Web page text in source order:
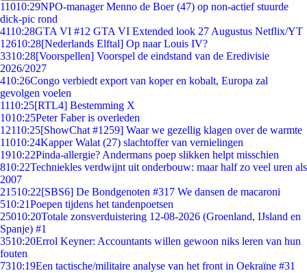
11010:29NPO-manager Menno de Boer (47) op non-actief stuurde
dick-pic rond
4110:28GTA VI #12 GTA VI Extended look 27 Augustus Netflix/YT
12610:28[Nederlands Elftal] Op naar Louis IV?
3310:28[Voorspellen] Voorspel de eindstand van de Eredivisie
2026/2027
410:26Congo verbiedt export van koper en kobalt, Europa zal
gevolgen voelen
1110:25[RTL4] Bestemming X
1010:25Peter Faber is overleden
12110:25[ShowChat #1259] Waar we gezellig klagen over de warmte
11010:24Kapper Walat (27) slachtoffer van vernielingen
1910:22Pinda-allergie? Andermans poep slikken helpt misschien
810:22Techniekles verdwijnt uit onderbouw: maar half zo veel uren als
2007
21510:22[SBS6] De Bondgenoten #317 We dansen de macaroni
510:21Poepen tijdens het tandenpoetsen
25010:20Totale zonsverduistering 12-08-2026 (Groenland, IJsland en
Spanje) #1
3510:20Errol Keyner: Accountants willen gewoon niks leren van hun
fouten
7310:19Een tactische/militaire analyse van het front in Oekraïne #31